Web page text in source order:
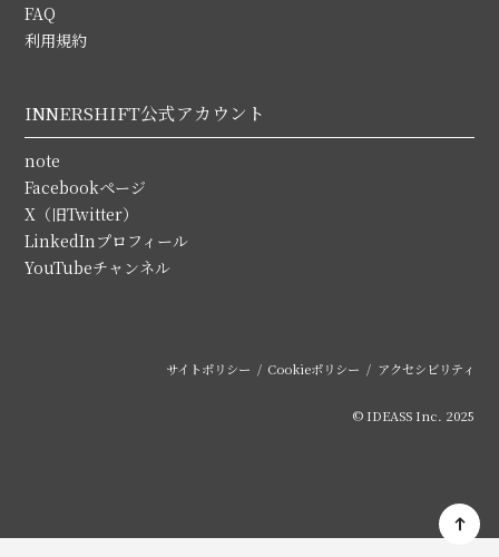
FAQ
利用規約
INNERSHIFT公式アカウント
note
Facebookページ
X（旧Twitter）
LinkedInプロフィール
YouTubeチャンネル
サイトポリシー Cookieポリシー アクセシビリティ
© IDEASS Inc. 2025